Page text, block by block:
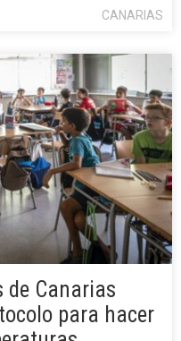
CANARIAS
de Canarias
para hacer